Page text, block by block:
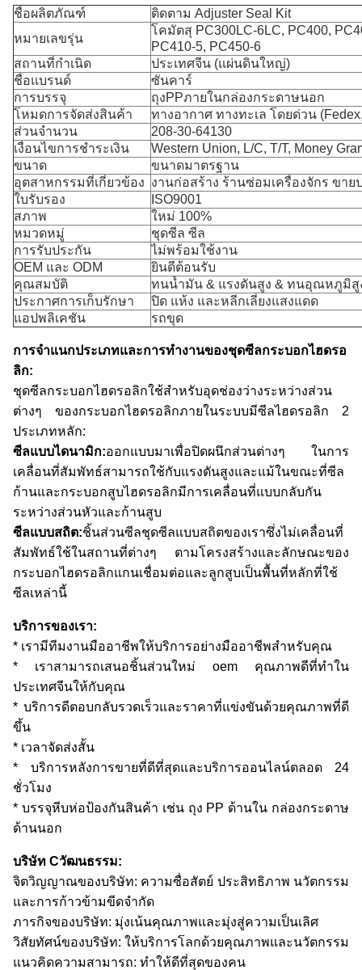
ชื่อผลิตภัณฑ์
ติดตาม Adjuster Seal Kit
หมายเลขรุ่น
โคมัตสุ PC300LC-6LC, PC400,
PC410-5, PC450-6
สถานที่กำเนิด
ประเทศจีน (แผ่นดินใหญ่)
ชื่อแบรนด์
ซันคาร์
การบรรจุ
ถุงPPภายในกล่องกระดาษนอก
โหมดการจัดส่งสินค้า
ทางอากาศ ทางทะเล โดยด่วน
ส่วนจำนวน
208-30-64130
เงื่อนไขการชำระเงิน
Western Union, L/C, T/T, Money
ขนาด
ขนาดมาตรฐาน
อุตสาหกรรมที่เกี่ยวข้อง งานก่อสร้าง ร้านซ่อมเครื่องจักร ขาย
ใบรับรอง
ISO9001
สภาพ
ใหม่ 100%
หมวดหมู่
ชุดซีล ซีล
การรับประกัน
ไม่พร้อมใช้งาน
OEM และ ODM
ยินดีต้อนรับ
คุณสมบัติ
ทนน้ำมัน & แรงดันสูง & ทนอุณหภูมิสู
ประกาศการเก็บรักษา
ปิด แห้ง และหลีกเลี่ยงแสงแดด
แอปพลิเคชัน
รถขุด
การจำแนกประเภทและการทำงานของชุดซีลกระบอกไฮดรอ
ลิก:
ชุดซีลกระบอกไฮดรอลิกใช้สำหรับอุดช่องว่างระหว่างส่วน
ต่างๆ ของกระบอกไฮดรอลิกภายในระบบมีซีลไฮดรอลิก 2
ประเภทหลัก:
ซีลแบบไดนามิก:ออกแบบมาเพื่อปิดผนึกส่วนต่างๆ ในการ
เคลื่อนที่สัมพัทธ์สามารถใช้กับแรงดันสูงและแม้ในขณะที่ซีล
ก้านและกระบอกสูบไฮดรอลิกมีการเคลื่อนที่แบบกลับกัน
ระหว่างส่วนหัวและก้านสูบ
ซีลแบบสถิต:ชิ้นส่วนซีลชุดซีลแบบสถิตของเราซึ่งไม่เคลื่อนที่
สัมพัทธ์ใช้ในสถานที่ต่างๆ ตามโครงสร้างและลักษณะของ
กระบอกไฮดรอลิกแกนเชื่อมต่อและลูกสูบเป็นพื้นที่หลักที่ใช้
ซีลเหล่านี้
บริการของเรา:
* เรามีทีมงานมืออาชีพให้บริการอย่างมืออาชีพสำหรับคุณ
* เราสามารถเสนอชิ้นส่วนใหม่ oem คุณภาพดีที่ทำใน
ประเทศจีนให้กับคุณ
* บริการดีตอบกลับรวดเร็วและราคาที่แข่งขันด้วยคุณภาพที่ดี
ขึ้น
* เวลาจัดส่งสั้น
* บริการหลังการขายที่ดีที่สุดและบริการออนไลน์ตลอด 24
ชั่วโมง
* บรรจุหีบห่อป้องกันสินค้า เช่น ถุง PP ด้านใน กล่องกระดาษ
ด้านนอก
บริษัท Cวัฒนธรรม:
จิตวิญญาณของบริษัท: ความซื่อสัตย์ ประสิทธิภาพ นวัตกรรม
และการก้าวข้ามขีดจำกัด
ภารกิจของบริษัท: มุ่งเน้นคุณภาพและมุ่งสู่ความเป็นเลิศ
วิสัยทัศน์ของบริษัท: ให้บริการโลกด้วยคุณภาพและนวัตกรรม
แนวคิดความสามารถ: ทำให้ดีที่สุดของคน